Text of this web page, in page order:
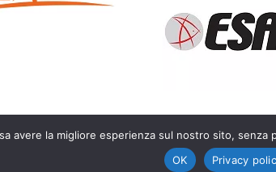
wildlife photography – P.IVA IT03450300128 |
avere la migliore esperienza sul nostro sito,
OK
Privacy